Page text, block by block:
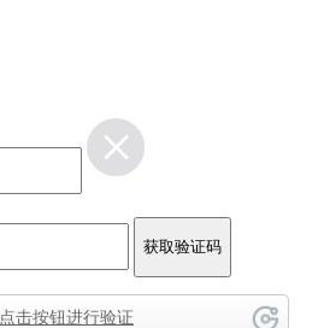
获取验证码
点击按钮进行验证